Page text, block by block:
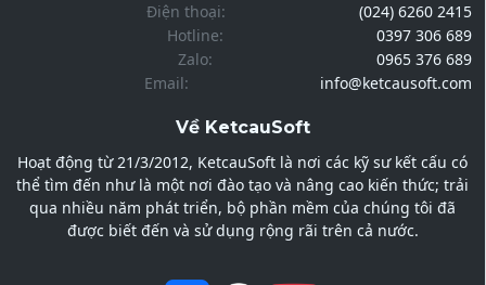
Điện thoại:
(024) 6260 2415
Hotline:
0397 306 689
Zalo:
0965 376 689
Email:
info@ketcausoft.com
Về KetcauSoft
Hoạt động từ 21/3/2012, KetcauSoft là nơi các kỹ sư kết cấu có
thể tìm đến như là một nơi đào tạo và nâng cao kiến thức; trải
qua nhiều năm phát triển, bộ phần mềm của chúng tôi đã
được biết đến và sử dụng rộng rãi trên cả nước.